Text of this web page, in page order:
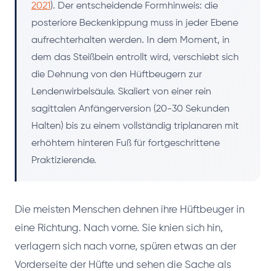
2021). Der entscheidende Formhinweis: die
posteriore Beckenkippung muss in jeder Ebene
aufrechterhalten werden. In dem Moment, in
dem das Steißbein entrollt wird, verschiebt sich
die Dehnung von den Hüftbeugern zur
Lendenwirbelsäule. Skaliert von einer rein
sagittalen Anfängerversion (20-30 Sekunden
Halten) bis zu einem vollständig triplanaren mit
erhöhtem hinteren Fuß für fortgeschrittene
Praktizierende.
Die meisten Menschen dehnen ihre Hüftbeuger in
eine Richtung. Nach vorne. Sie knien sich hin,
verlagern sich nach vorne, spüren etwas an der
Vorderseite der Hüfte und sehen die Sache als